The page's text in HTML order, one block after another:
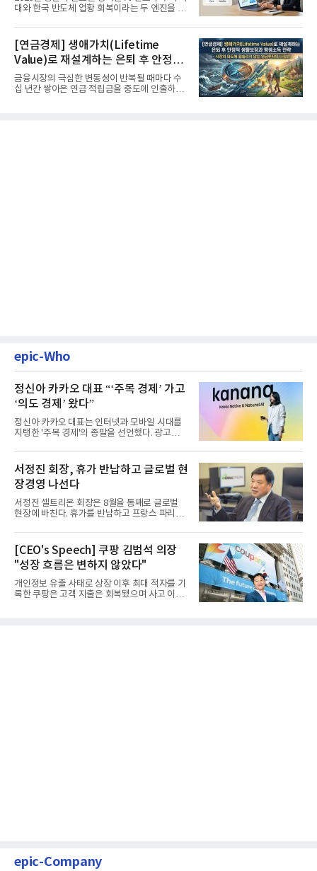
대와 한국 반도체 업황 회복이라는 두 엔진을 달
[연금경제] 생애가치(Lifetime
Value)로 재설계하는 은퇴 후 안정적
생활보장과 평생소득 전략
금융시장의 극심한 변동성이 반복될 때마다 수
십 년간 쌓아온 연금 적립금을 중도에 인출하거
epic-Who
정신아 카카오 대표 “‘주목 경제’ 가고
‘의도 경제’ 왔다”
정신아 카카오 대표는 인터넷과 모바일 시대를
지탱한 '주목 경제'의 종말을 선언했다. 광고를
서정진 회장, 휴가 반납하고 글로벌 현
장경영 나선다
서정진 셀트리온 회장은 8월을 통째로 글로벌
현장에 바친다. 휴가를 반납하고 프랑스 파리에
[CEO's Speech] 쿠팡 김범석 의장
"성장 흐름은 변하지 않았다"
개인정보 유출 사태로 상장 이후 최대 적자를 기
록한 쿠팡은 고객 지출은 회복됐으며 사고 이전
epic-Company